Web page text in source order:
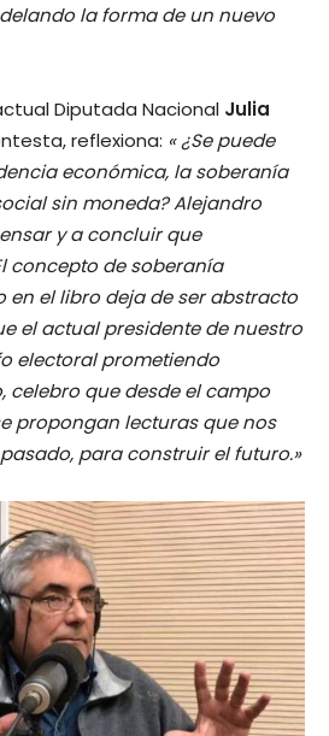
la forma de un nuevo
Diputada Nacional Julia
reflexiona: « ¿Se puede
económica, la soberanía
sin moneda? Alejandro
y a concluir que
concepto de soberanía
en el libro deja de ser abstracto
el actual presidente de nuestro
electoral prometiendo
celebro que desde el campo
propongan lecturas que nos
para construir el futuro.»